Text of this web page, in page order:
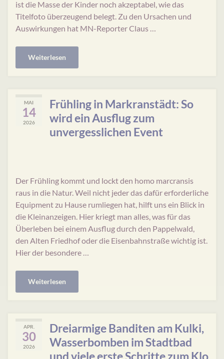
ist die Masse der Kinder noch akzeptabel, wie das
Titelfoto überzeugend belegt. Zu den Ursachen und
Auswirkungen hat MN-Reporter Claus …
Weiterlesen
MAI
14
2026
Frühling in Markranstädt: So
wird ein Ausflug zum
unvergesslichen Event
Der Frühling kommt und lockt den homo marcransis
raus in die Natur. Weil nicht jeder das dafür erforderliche
Equipment zu Hause rumliegen hat, hilft uns ein Blick in
die Kleinanzeigen. Hier kriegt man alles, was für das
Überleben bei einem Ausflug durch den Pappelwald,
den Alten Friedhof oder die Eisenbahnstraße wichtig ist.
Hier der besondere …
Weiterlesen
APR.
30
2026
Dreiarmige Banditen am Kulki,
Wasserbomben im Stadtbad
und viele erste Schritte zum Klo